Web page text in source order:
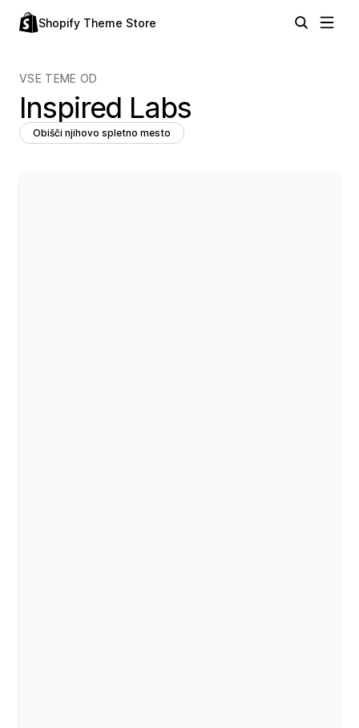
Shopify Theme Store
VSE TEME OD
Inspired Labs
Obišči njihovo spletno mesto